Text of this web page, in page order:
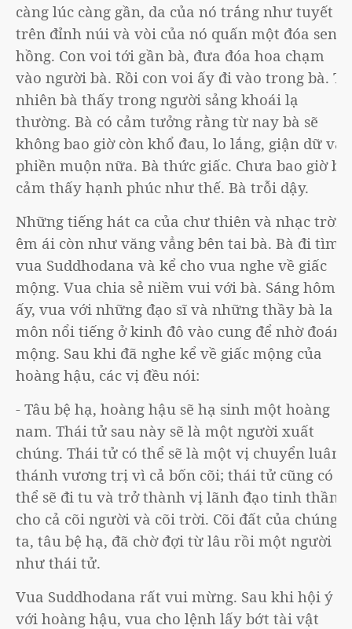
càng lúc càng gần, da của nó trắng như tuyết
trên đỉnh núi và vòi của nó quấn một đóa sen
hồng. Con voi tới gần bà, đưa đóa hoa chạm
vào người bà. Rồi con voi ấy đi vào trong bà. Tự
nhiên bà thấy trong người sảng khoái lạ
thường. Bà có cảm tưởng rằng từ nay bà sẽ
không bao giờ còn khổ đau, lo lắng, giận dữ và
phiền muộn nữa. Bà thức giấc. Chưa bao giờ bà
cảm thấy hạnh phúc như thế. Bà trỗi dậy.
Những tiếng hát ca của chư thiên và nhạc trời
êm ái còn như văng vẳng bên tai bà. Bà đi tìm
vua Suddhodana và kể cho vua nghe về giấc
mộng. Vua chia sẻ niềm vui với bà. Sáng hôm
ấy, vua với những đạo sĩ và những thầy bà la
môn nổi tiếng ở kinh đô vào cung để nhờ đoán
mộng. Sau khi đã nghe kể về giấc mộng của
hoàng hậu, các vị đều nói:
- Tâu bệ hạ, hoàng hậu sẽ hạ sinh một hoàng
nam. Thái tử sau này sẽ là một người xuất
chúng. Thái tử có thể sẽ là một vị chuyển luân
thánh vương trị vì cả bốn cõi; thái tử cũng có
thể sẽ đi tu và trở thành vị lãnh đạo tinh thần
cho cả cõi người và cõi trời. Cõi đất của chúng
ta, tâu bệ hạ, đã chờ đợi từ lâu rồi một người
như thái tử.
Vua Suddhodana rất vui mừng. Sau khi hội ý
với hoàng hậu, vua cho lệnh lấy bớt tài vật